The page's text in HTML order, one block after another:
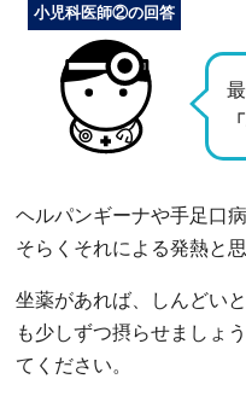
小児科医師②の回答
ヘルパンギーナや手足口
そらくそれによる発熱と思
坐薬があれば、しんどい
も少しずつ摂らせましょ
てください。